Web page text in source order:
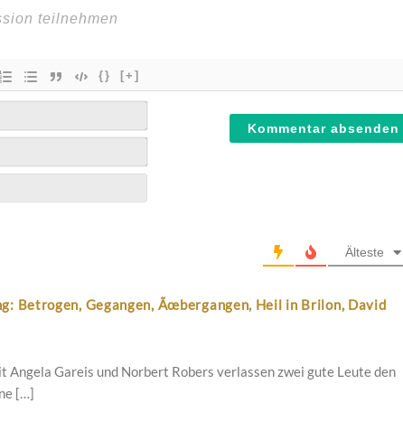
{} [+]
Älteste
Betrogen, Gegangen, Ãœbergangen, Heil in Brilon, David
Angela Gareis und Norbert Robers verlassen zwei gute Leute den
[…]